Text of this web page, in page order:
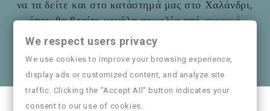
να τα δείτε και στο κατάστημά μας στο Χαλάνδρι,
όπου θα βρείτε μεγάλη ποικιλία απόσυναφή
είδη όπως και παιδικά ρούχα
Θα χαρούμε να τα πούμε και από κοντά
We respect users privacy
We use cookies to improve your browsing experience,
display ads or customized content, and analyze site
traffic. Clicking the "Accept All" button indicates your
consent to our use of cookies.